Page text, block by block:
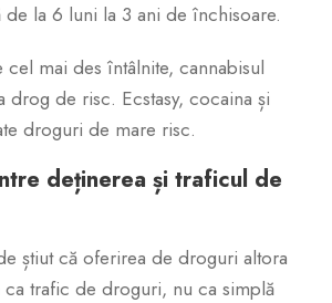
la 6 luni la 3 ani de închisoare.
mai des întâlnite, cannabisul
drog de risc. Ecstasy, cocaina și
droguri de mare risc.
deținerea și traficul de
știut că oferirea de droguri altora
ca trafic de droguri, nu ca simplă